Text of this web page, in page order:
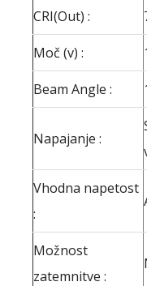
CRI(Out) :
Moč (v) :
Beam Angle :
Napajanje :
Vhodna napetost
:
Možnost
zatemnitve :